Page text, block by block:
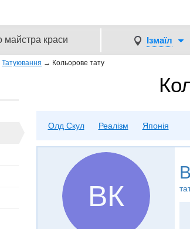
майстра краси Ізмаїл
Татуювання → Кольорове тату
Олд Скул Реалізм Японія
ВК